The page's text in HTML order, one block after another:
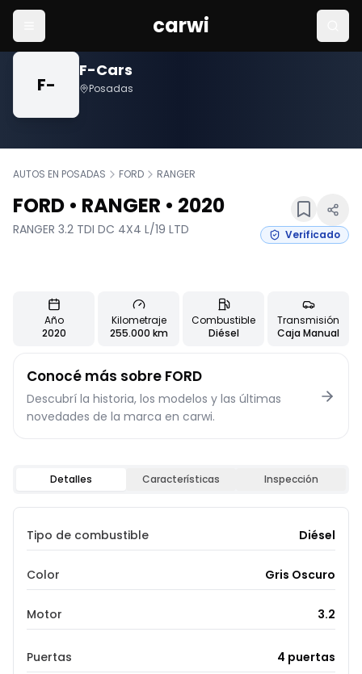
carwi
F-
F-Cars
Posadas
AUTOS EN POSADAS FORD RANGER
FORD • RANGER • 2020
RANGER 3.2 TDI DC 4X4 L/19 LTD Verificado
Características principales del vehículo
Año
2020
Kilometraje
255.000 km
Combustible
Diésel
Transmisión
Caja Manual
Conocé más sobre FORD
Descubrí la historia, los modelos y las últimas
novedades de la marca en carwi.
Detalles Características Inspección
Tipo de combustible Diésel
Color Gris Oscuro
Motor 3.2
Puertas 4 puertas